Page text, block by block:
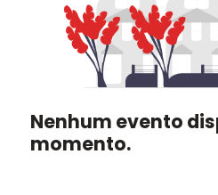
Nenhum evento
momento.